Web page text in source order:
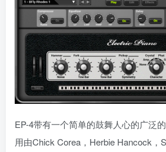
EP-4带有一个简单的鼓舞人心的广泛
用由Chick Corea，Herbie Hancock，